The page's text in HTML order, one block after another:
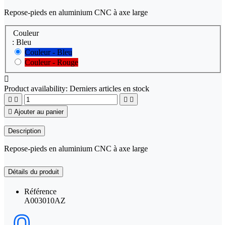
Repose-pieds en aluminium CNC à axe large
Couleur
: Bleu
Couleur - Bleu
Couleur - Rouge

Product availability: Derniers articles en stock
   
 Ajouter au panier
Description
Repose-pieds en aluminium CNC à axe large
Détails du produit
Référence
A003010AZ